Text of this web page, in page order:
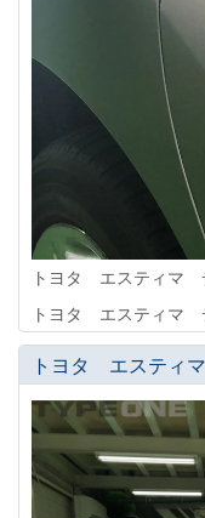
トヨタ エスティマ
トヨタ エスティマ
トヨタ エスティ